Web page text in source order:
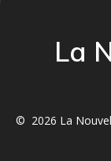
La
© 2026 La